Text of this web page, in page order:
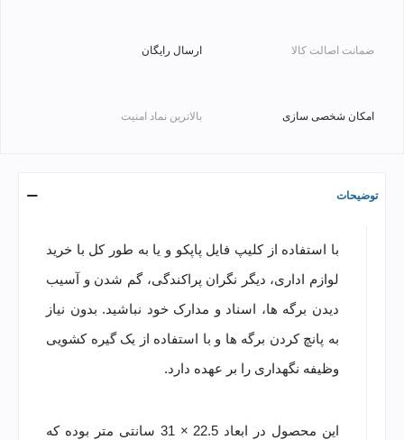
ضمانت اصالت کالا ارسال رایگان
امکان شخصی سازی بالاترین نماد امنیت
توضیحات
با استفاده از کلیپ فایل پاپکو و یا به طور کل با خرید
لوازم اداری، دیگر نگران پراکندگی، گم شدن و آسیب
دیدن برگه ها، اسناد و مدارک خود نباشید. بدون نیاز
به پانچ کردن برگه ها و با استفاده از یک گیره کشویی
وظیفه نگهداری را بر عهده دارد.
این محصول در ابعاد 22.5 × 31 سانتی متر بوده که